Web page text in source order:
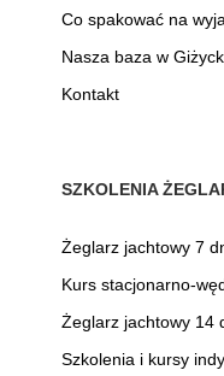
Co spakować na
Nasza baza w
Kontakt
SZKOLENIA
Żeglarz jachtowy 7
Kurs stacjonarno-
Żeglarz jachtowy 14
Szkolenia i kursy